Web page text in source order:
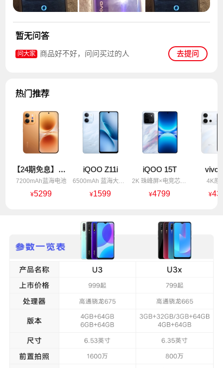
暂无问答
问大家 商品好不好，问问买过的人 去提问
热门推荐
【24期免息】vivo X300 E
7200mAh蓝海电池
¥5299
iQOO Z11i
6500mAh 蓝海大电池
¥1599
iQOO 15T
2K 珠峰屏×电竞芯片Q3
¥4799
vivo
4K原
¥